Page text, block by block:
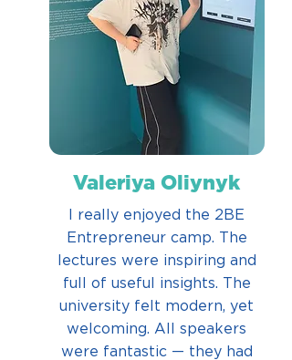
Valeriya Oliynyk
I really enjoyed the 2BE
Entrepreneur camp. The
lectures were inspiring and
full of useful insights. The
university felt modern, yet
welcoming. All speakers
were fantastic — they had